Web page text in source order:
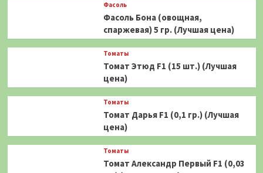
Фасоль
Фасоль Бона (овощная,
спаржевая) 5 гр. (Лучшая цена)
Томаты
Томат Этюд F1 (15 шт.) (Лучшая
цена)
Томаты
Томат Дарья F1 (0,1 гр.) (Лучшая
цена)
Томаты
Томат Александр Первый F1 (0,03